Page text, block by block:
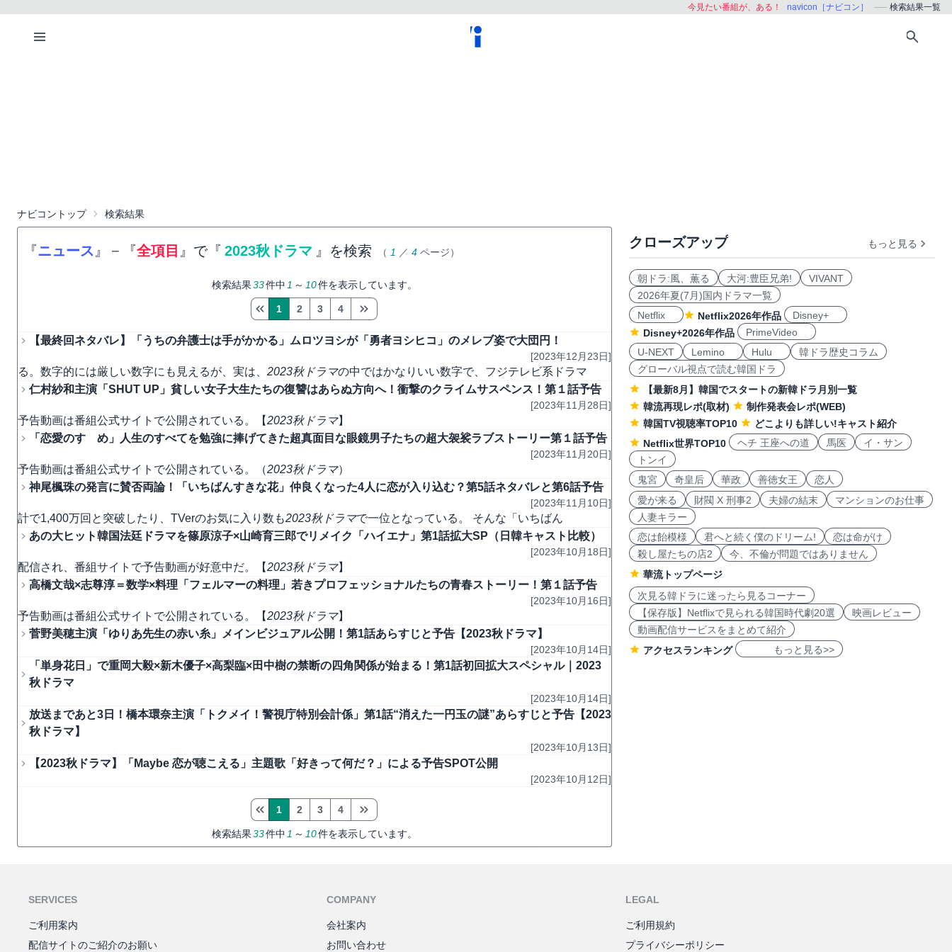
今見たい番組が、ある！ navicon［ナビコン］ 検索結果一覧
ナビコントップ 検索結果
『ニュース 』 − 『全項目 』で『 2023秋ドラマ 』を検索 （ 1 ／ 4 ページ）
検索結果33件中 1 ～ 10件を表示しています。
1 2 3 4
【最終回ネタバレ】「うちの弁護士は手がかかる」ムロツヨシが「勇者ヨシヒコ」のメレブ姿で大団円！
[2023年12月23日]
る。数字的には厳しい数字にも見えるが、実は、 2023秋ドラマの中ではかなりいい数字で、フジテレビ系ドラマ
仁村紗和主演「SHUT UP」貧しい女子大生たちの復讐はあらぬ方向へ！衝撃のクライムサスペンス！第１話予告
[2023年11月28日]
予告動画は番組公式サイトで公開されている。【2023秋ドラマ】
「恋愛のすゝめ」人生のすべてを勉強に捧げてきた超真面目な眼鏡男子たちの超大袈裟ラブストーリー第１話予告
[2023年11月20日]
予告動画は番組公式サイトで公開されている。（2023秋ドラマ）
神尾楓珠の発言に賛否両論！「いちばんすきな花」仲良くなった4人に恋が入り込む？第5話ネタバレと第6話予告
[2023年11月10日]
計で1,400万回と突破したり、TVerのお気に入り数も2023秋ドラマで一位となっている。 そんな「いちばん
あの大ヒット韓国法廷ドラマを篠原涼子×山崎育三郎でリメイク「ハイエナ」第1話拡大SP（日韓キャスト比較）
[2023年10月18日]
配信され、番組サイトで予告動画が好意中だ。【2023秋ドラマ】
高橋文哉×志尊淳＝数学×料理「フェルマーの料理」若きプロフェッショナルたちの青春ストーリー！第１話予告
[2023年10月16日]
予告動画は番組公式サイトで公開されている。【2023秋ドラマ】
菅野美穂主演「ゆりあ先生の赤い糸」メインビジュアル公開！第1話あらすじと予告【2023秋ドラマ】
[2023年10月14日]
「単身花日」で重岡大毅×新木優子×高梨臨×田中樹の禁断の四角関係が始まる！第1話初回拡大スペシャル｜2023
秋ドラマ
[2023年10月14日]
放送まであと3日！橋本環奈主演「トクメイ！警視庁特別会計係」第1話“消えた一円玉の謎”あらすじと予告【2023
秋ドラマ】
[2023年10月13日]
【2023秋ドラマ】「Maybe 恋が聴こえる」主題歌「好きって何だ？」による予告SPOT公開
[2023年10月12日]
検索結果33件中 1 ～ 10件を表示しています。
1 2 3 4
クローズアップ もっと見る
朝ドラ:風、薫る 大河:豊臣兄弟!
VIVANT
2026年夏(7月)国内ドラマ一覧
Netflix
Netflix2026年作品
Disney+
Disney+2026年作品
PrimeVideo
U-NEXT
Lemino Hulu
韓ドラ歴史コラム
グローバル視点で読む韓国ドラ
【最新8月】韓国でスタートの新韓ドラ月別一覧
韓流再現レポ(取材)
制作発表会レポ(WEB)
韓国TV視聴率TOP10
どこよりも詳しい!キャスト紹介
Netflix世界TOP10
ヘチ 王座への道 馬医
イ・サン
トンイ
鬼宮
奇皇后 華政 善徳女王
恋人
愛が来る
財閥 X 刑事2 夫婦の結末
マンションのお仕事
人妻キラー
恋は飴模様
君へと続く僕のドリーム!
恋は命がけ
殺し屋たちの店2
今、不倫が問題ではありません
華流トップページ
次見る韓ドラに迷ったら見るコーナー
【保存版】Netflixで見られる韓国時代劇20選
映画レビュー
動画配信サービスをまとめて紹介
アクセスランキング
もっと見る>>
SERVICES
ご利用案内
配信サイトのご紹介のお願い
COMPANY
会社案内
お問い合わせ
LEGAL
ご利用規約
プライバシーポリシー